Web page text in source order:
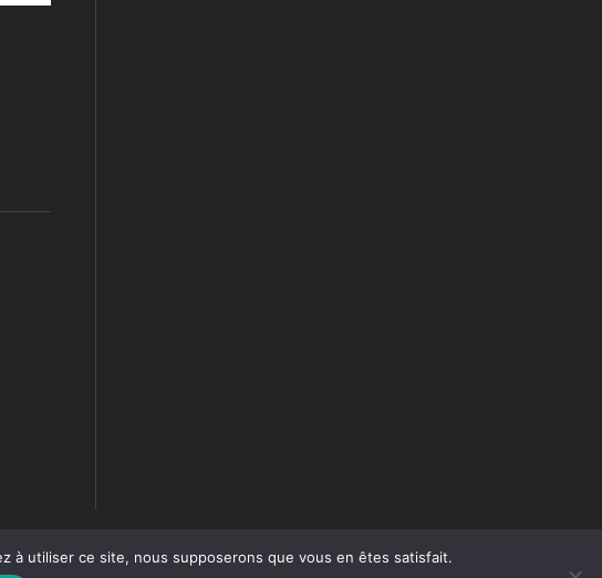
à utiliser ce site, nous supposerons que vous en êtes satisfait.